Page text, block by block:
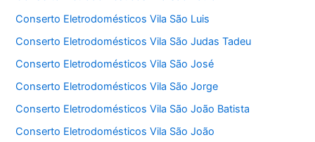
Conserto Eletrodomésticos Vila São Luis
Conserto Eletrodomésticos Vila São Judas Tadeu
Conserto Eletrodomésticos Vila São José
Conserto Eletrodomésticos Vila São Jorge
Conserto Eletrodomésticos Vila São João Batista
Conserto Eletrodomésticos Vila São João